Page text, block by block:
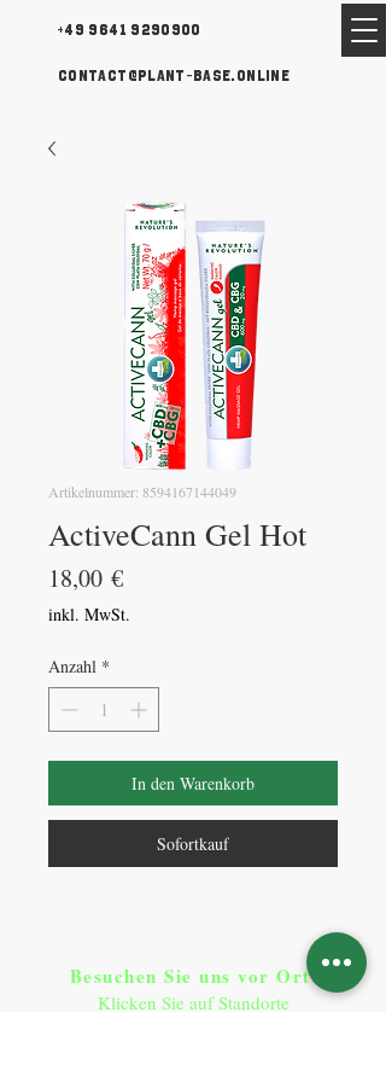
+49 9641 9290900
contact@plant-base.online
Artikelnummer: 8594167144049
ActiveCann Gel Hot
18,00 €Preis
inkl. MwSt.
Anzahl *
In den Warenkorb
Sofortkauf
Besuchen Sie uns vor Ort​:
Klicken Sie auf Standorte